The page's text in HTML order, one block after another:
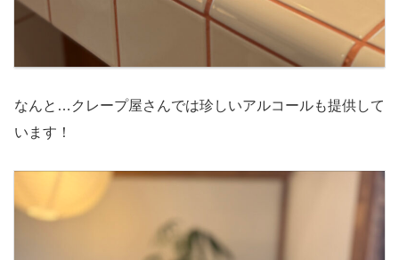
なんと…クレープ屋さんでは珍しいアルコールも提供して
います！